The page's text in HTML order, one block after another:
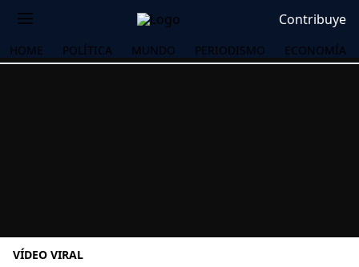
Contribuye
HOME POLÍTICA MUNDO PERIODISMO ECONOMÍA
VÍDEO VIRAL